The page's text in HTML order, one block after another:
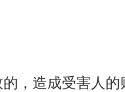
，造成受害人的